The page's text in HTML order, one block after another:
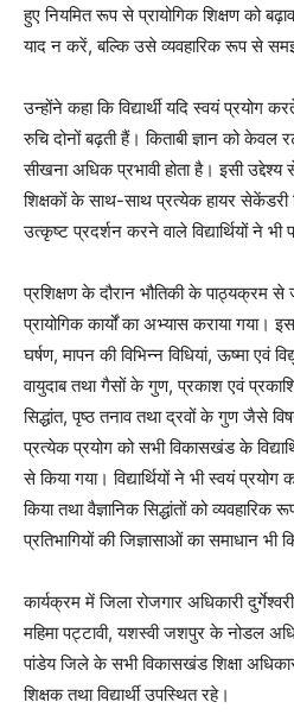
हुए नियमित रूप से प्रायोगिक शिक्षण को
याद न करें, बल्कि उसे व्यवहारिक रूप से
उन्होंने कहा कि विद्यार्थी यदि स्वयं
रुचि दोनों बढ़ती हैं। किताबी ज्ञान को
सीखना अधिक प्रभावी होता है। इसी
शिक्षकों के साथ-साथ प्रत्येक हायर सेकेंडरी
उत्कृष्ट प्रदर्शन करने वाले विद्यार्थियों ने
प्रशिक्षण के दौरान भौतिकी के पाठ्यक्रम से
प्रायोगिक कार्यों का अभ्यास कराया गया।
घर्षण, मापन की विभिन्न विधियां, ऊष्मा एवं
वायुदाब तथा गैसों के गुण, प्रकाश एवं
सिद्धांत, पृष्ठ तनाव तथा द्रवों के गुण जैसे
प्रत्येक प्रयोग को सभी विकासखंड के
से किया गया। विद्यार्थियों ने भी स्वयं
किया तथा वैज्ञानिक सिद्धांतों को
प्रतिभागियों की जिज्ञासाओं का समाधान भी
कार्यक्रम में जिला रोजगार अधिकारी
महिमा पट्टावी, यशस्वी जशपुर के नोडल
पांडेय जिले के सभी विकासखंड शिक्षा
शिक्षक तथा विद्यार्थी उपस्थित रहे।